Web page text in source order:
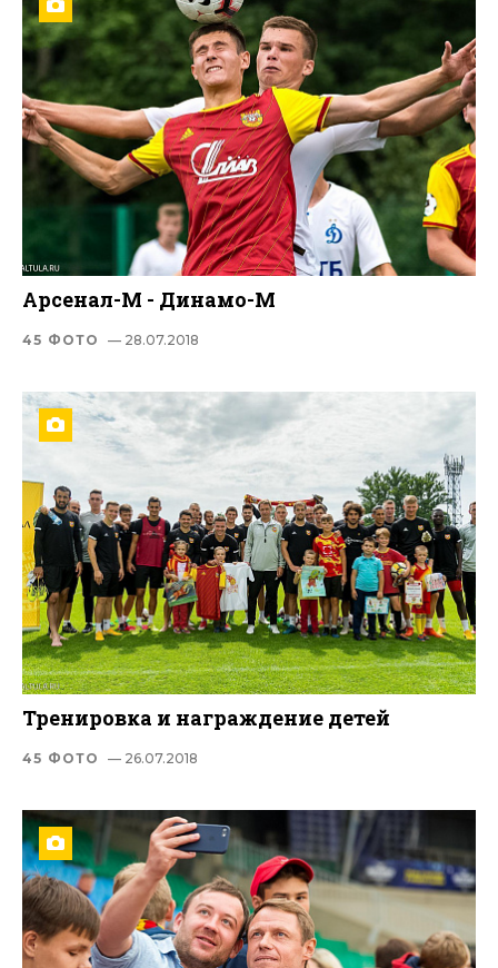
Арсенал-М - Динамо-М
45 ФОТО — 28.07.2018
Тренировка и награждение детей
45 ФОТО — 26.07.2018